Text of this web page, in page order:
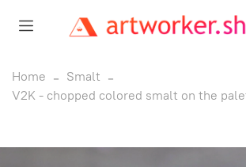
Home
Smalt
V2K - chopped colored smalt on the